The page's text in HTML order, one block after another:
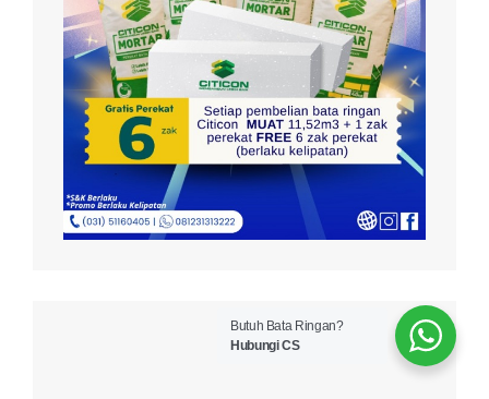
Butuh Bata Ringan?
Hubungi CS